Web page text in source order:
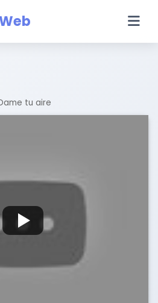
tu aire